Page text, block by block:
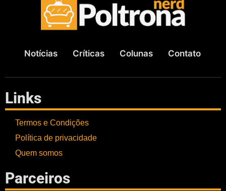
Notícias Críticas Colunas Contato
Links
Termos e Condições
Política de privacidade
Quem somos
Parceiros